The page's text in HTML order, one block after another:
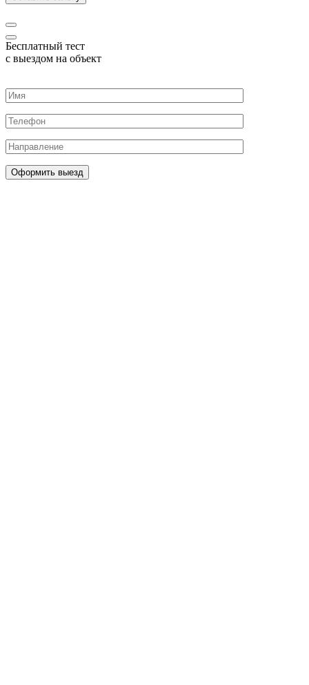
Бесплатный тест
с выездом на объект